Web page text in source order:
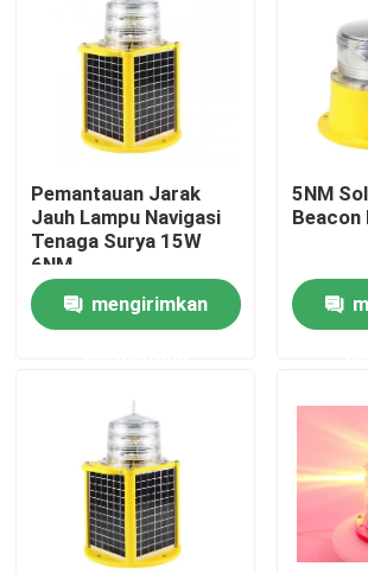
Tentang kami
Tur Pabrik
Kontrol kualitas
Hubungi kami
Permintaan Penawaran
Lampu Obstruksi Penerbangan
Lampu Obstruksi Tenaga Surya
Lampu Obstruksi Pesawat Terbang
Pemantauan Jarak
Jauh Lampu Navigasi
Tenaga Surya 15W
6NM
mengirimkan
5NM
Beacon